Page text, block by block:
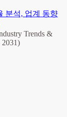
분석, 업계 동향
Trends &
2031)